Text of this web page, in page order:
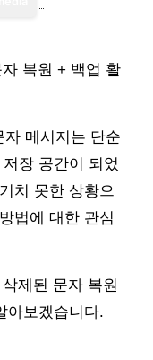
복원 + 백업 활
메시지는 단순
장 공간이 되었
치 못한 상황으
법에 대한 관심
제된 문자 복원
아보겠습니다.